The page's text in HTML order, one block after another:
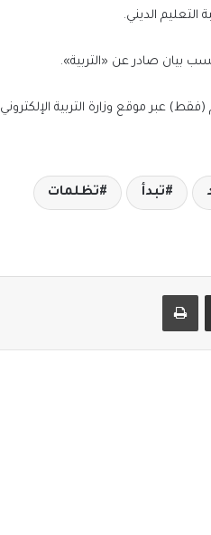
بيان صادر عن «التربية».
عبر موقع وزارة التربية الإلكتروني
تبدأ تظلمات
مشاركة عبر البريد طباعة